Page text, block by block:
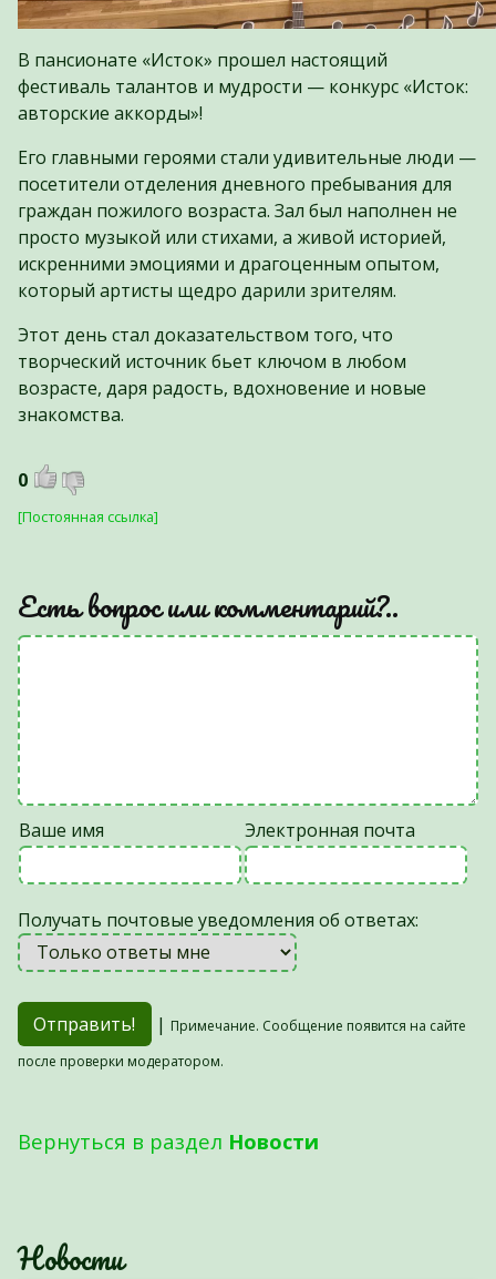
В пансионате «Исток» прошел настоящий
фестиваль талантов и мудрости — конкурс «Исток:
авторские аккорды»!
Его главными героями стали удивительные люди —
посетители отделения дневного пребывания для
граждан пожилого возраста. Зал был наполнен не
просто музыкой или стихами, а живой историей,
искренними эмоциями и драгоценным опытом,
который артисты щедро дарили зрителям.
Этот день стал доказательством того, что
творческий источник бьет ключом в любом
возрасте, даря радость, вдохновение и новые
знакомства.
0
[Постоянная ссылка]
Есть вопрос или комментарий?..
Ваше имя Электронная почта
Получать почтовые уведомления об ответах:
| Примечание. Сообщение появится на сайте
после проверки модератором.
Вернуться в раздел Новости
Новости